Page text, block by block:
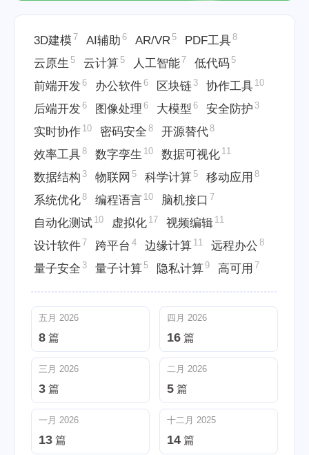
3D建模 7 AI辅助 6 AR/VR 5 PDF工具8
云原生 5 云计算 5 人工智能7 低代码 5
前端开发6 办公软件6 区块链 3 协作工具 10
后端开发6 图像处理 6 大模型 6 安全防护 3
实时协作 10 密码安全 8 开源替代8
效率工具8 数字孪生 10 数据可视化 11
数据结构 3 物联网 5 科学计算 5 移动应用 8
系统优化8 编程语言 10 脑机接口 7
自动化测试 10 虚拟化 17 视频编辑 11
设计软件7 跨平台 4 边缘计算 11 远程办公 8
量子安全 3 量子计算 5 隐私计算9 高可用 7
五月 2026
8 篇
四月 2026
16 篇
三月 2026
3 篇
二月 2026
5 篇
一月 2026
13 篇
十二月 2025
14 篇